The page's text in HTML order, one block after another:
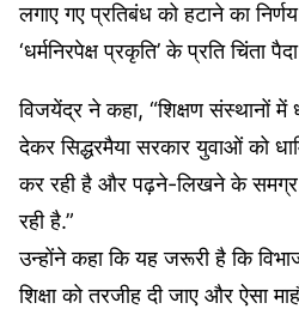
लगाए गए प्रतिबंध को हटाने का
‘धर्मनिरपेक्ष प्रकृति’ के प्रति चिंता
विजयेंद्र ने कहा, “शिक्षण संस्थानों में
देकर सिद्धरमैया सरकार युवाओं को
कर रही है और पढ़ने-लिखने के समग्र
रही है.”
उन्होंने कहा कि यह जरूरी है कि
शिक्षा को तरजीह दी जाए और ऐसा